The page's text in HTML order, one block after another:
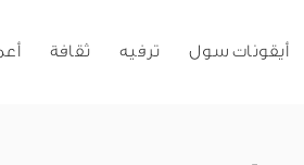
أيقونات سول ترفيه ثقافة